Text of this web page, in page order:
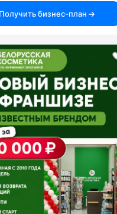
Получить бизнес-план